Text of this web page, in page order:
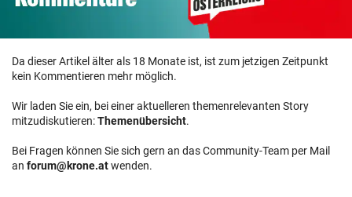
Da dieser Artikel älter als 18 Monate ist, ist zum jetzigen Zeitpunkt
kein Kommentieren mehr möglich.
Wir laden Sie ein, bei einer aktuelleren themenrelevanten Story
mitzudiskutieren:Themenübersicht.
Bei Fragen können Sie sich gern an das Community-Team per Mail
an forum@krone.atwenden.